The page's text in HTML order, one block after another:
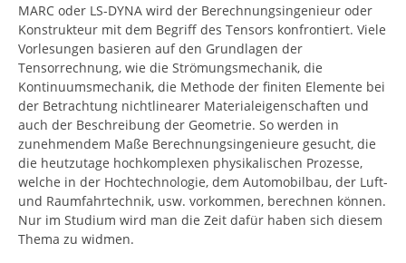
MARC oder LS-DYNA wird der Berechnungsingenieur oder
Konstrukteur mit dem Begriff des Tensors konfrontiert. Viele
Vorlesungen basieren auf den Grundlagen der
Tensorrechnung, wie die Strömungsmechanik, die
Kontinuumsmechanik, die Methode der finiten Elemente bei
der Betrachtung nichtlinearer Materialeigenschaften und
auch der Beschreibung der Geometrie. So werden in
zunehmendem Maße Berechnungsingenieure gesucht, die
die heutzutage hochkomplexen physikalischen Prozesse,
welche in der Hochtechnologie, dem Automobilbau, der Luft-
und Raumfahrtechnik, usw. vorkommen, berechnen können.
Nur im Studium wird man die Zeit dafür haben sich diesem
Thema zu widmen.